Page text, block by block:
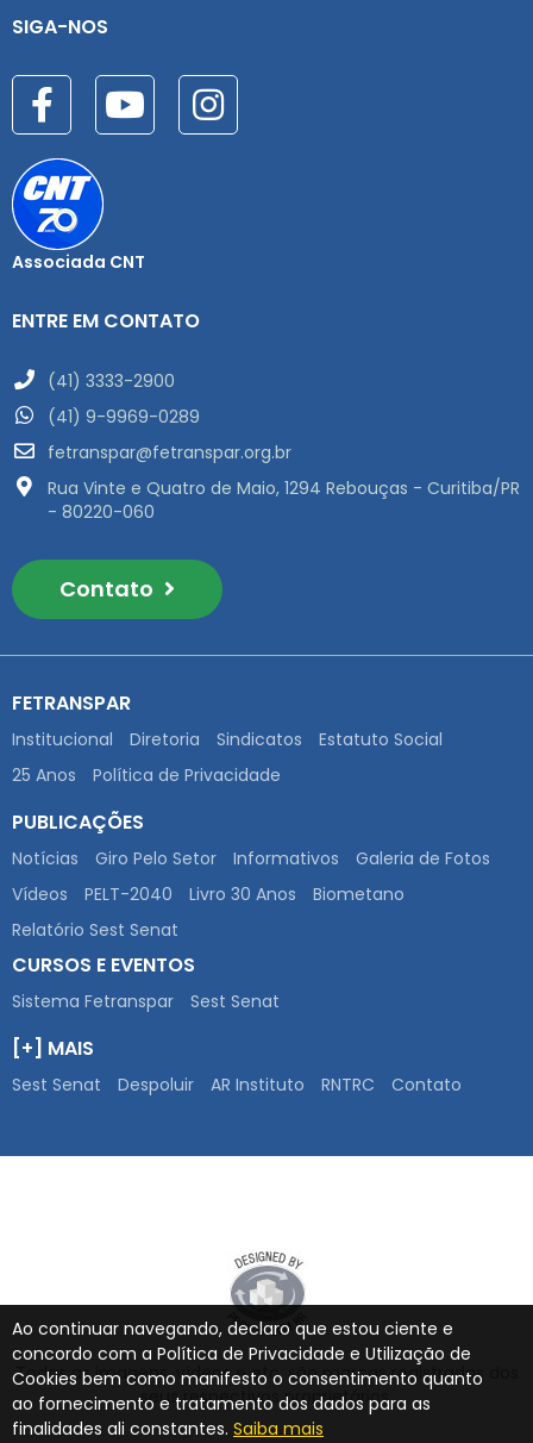
SIGA-NOS
Associada CNT
ENTRE EM CONTATO
(41) 3333-2900
(41) 9-9969-0289
fetranspar@fetranspar.org.br
Rua Vinte e Quatro de Maio, 1294 Rebouças - Curitiba/PR
- 80220-060
Contato
FETRANSPAR
Institucional Diretoria Sindicatos
Estatuto Social
25 Anos
Política de Privacidade
PUBLICAÇÕES
Notícias Giro Pelo Setor Informativos
Galeria de Fotos
Vídeos
PELT-2040 Livro 30 Anos
Biometano
Relatório Sest Senat
CURSOS E EVENTOS
Sistema Fetranspar Sest Senat
[+] MAIS
Sest Senat Despoluir AR Instituto RNTRC Contato
Todas as imagens, vídeos e etc. são marcas registradas dos
seus respectivos proprietários.
Ao continuar navegando, declaro que estou ciente e
concordo com a Política de Privacidade e Utilização de
Cookies bem como manifesto o consentimento quanto
ao fornecimento e tratamento dos dados para as
finalidades ali constantes. Saiba mais